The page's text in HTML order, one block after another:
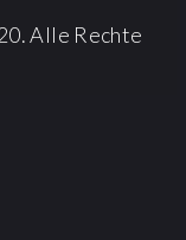
Alle Rechte